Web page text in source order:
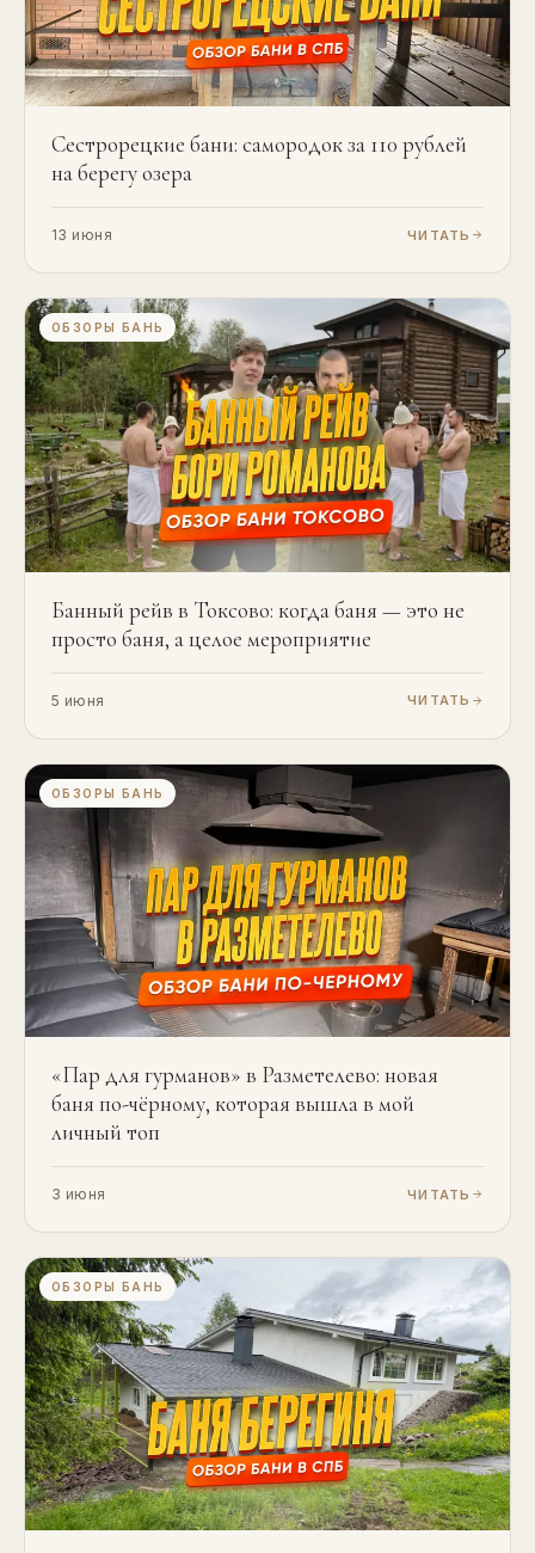
Сестрорецкие бани: самородок за 110 рублей
на берегу озера
13 июня ЧИТАТЬ
ОБЗОРЫ БАНЬ
Банный рейв в Токсово: когда баня — это не
просто баня, а целое мероприятие
5 июня ЧИТАТЬ
ОБЗОРЫ БАНЬ
«Пар для гурманов» в Разметелево: новая
баня по-чёрному, которая вышла в мой
личный топ
3 июня ЧИТАТЬ
ОБЗОРЫ БАНЬ